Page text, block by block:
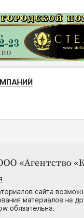
«Агентство
сайта
материалов на
обязательна.